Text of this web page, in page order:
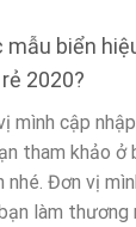
biển
2020?
mình cập
tham khảo
Đơn vị
làm thương